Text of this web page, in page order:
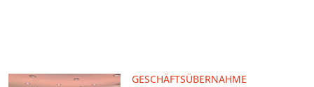
GESCHÄFTSÜBERNAHME